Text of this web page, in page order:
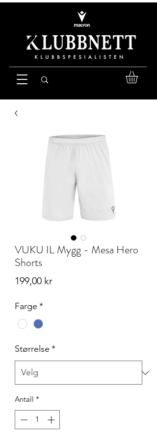
VUKU IL Mygg - Mesa Hero
Shorts
199,00 krPris
Farge *
Størrelse *
Antall *